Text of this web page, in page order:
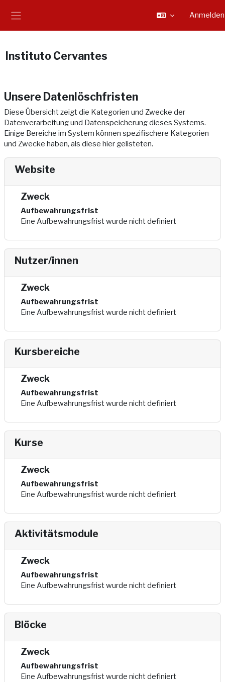
Anmelden
Instituto Cervantes
Unsere Datenlöschfristen
Diese Übersicht zeigt die Kategorien und Zwecke der
Datenverarbeitung und Datenspeicherung dieses Systems.
Einige Bereiche im System können spezifischere Kategorien
und Zwecke haben, als diese hier gelisteten.
Website
Zweck
Aufbewahrungsfrist
Eine Aufbewahrungsfrist wurde nicht definiert
Nutzer/innen
Zweck
Aufbewahrungsfrist
Eine Aufbewahrungsfrist wurde nicht definiert
Kursbereiche
Zweck
Aufbewahrungsfrist
Eine Aufbewahrungsfrist wurde nicht definiert
Kurse
Zweck
Aufbewahrungsfrist
Eine Aufbewahrungsfrist wurde nicht definiert
Aktivitätsmodule
Zweck
Aufbewahrungsfrist
Eine Aufbewahrungsfrist wurde nicht definiert
Blöcke
Zweck
Aufbewahrungsfrist
Eine Aufbewahrungsfrist wurde nicht definiert